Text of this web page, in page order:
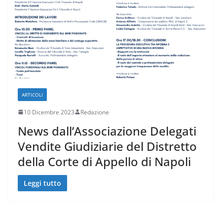
ARTICOLI
10 Dicembre 2023 Redazione
News dall’Associazione Delegati
Vendite Giudiziarie del Distretto
della Corte di Appello di Napoli
Leggi tutto